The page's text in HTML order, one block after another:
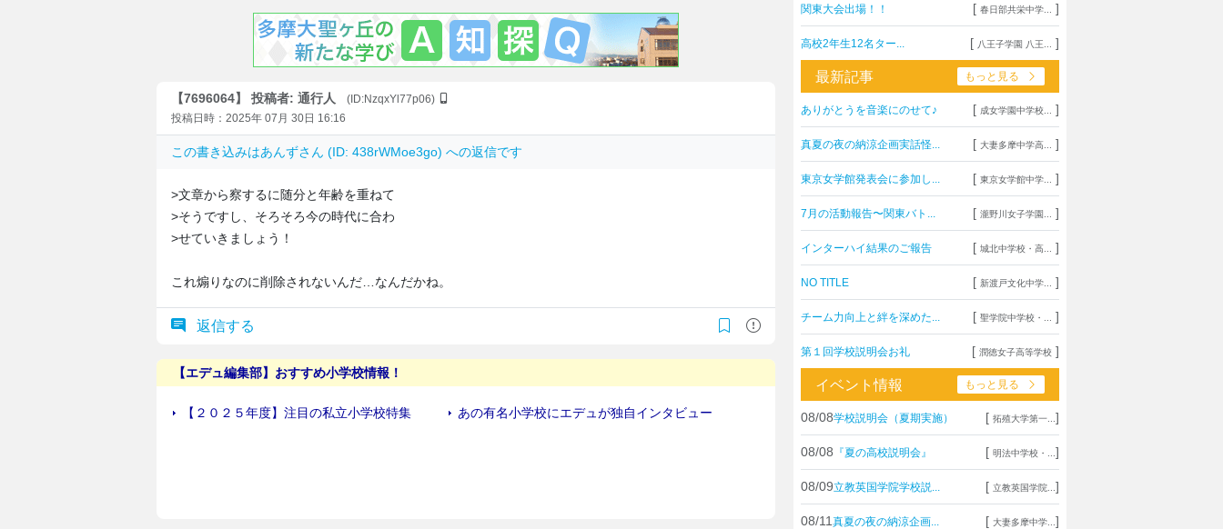
【7696064】 投稿者: 通行人
(ID:NzqxYl77p06)
投稿日時：2025年 07月 30日 16:16
この書き込みはあんずさん (ID: 438rWMoe3go) への返信です
>文章から察するに随分と年齢を重ねて
>そうですし、そろそろ今の時代に合わ
>せていきましょう！
これ煽りなのに削除されないんだ…なんだかね。
返信する
関東大会出場！！ [ 春日部共栄中学... ]
高校2年生12名ター... [ 八王子学園 八王... ]
最新記事 もっと見る
ありがとうを音楽にのせて♪ [ 成女学園中学校... ]
真夏の夜の納涼企画実話怪... [ 大妻多摩中学高... ]
東京女学館発表会に参加し... [ 東京女学館中学... ]
7月の活動報告〜関東バト... [ 瀧野川女子学園... ]
インターハイ結果のご報告 [ 城北中学校・高... ]
NO TITLE [ 新渡戸文化中学... ]
チーム力向上と絆を深めた... [ 聖学院中学校・... ]
第１回学校説明会お礼 [ 潤徳女子高等学校 ]
イベント情報 もっと見る
08/08学校説明会（夏期実施） [ 拓殖大学第一... ]
08/08 『夏の高校説明会』 [ 明法中学校・... ]
08/09立教英国学院学校説... [ 立教英国学院... ]
08/11 真夏の夜の納涼企画... [ 大妻多摩中学... ]